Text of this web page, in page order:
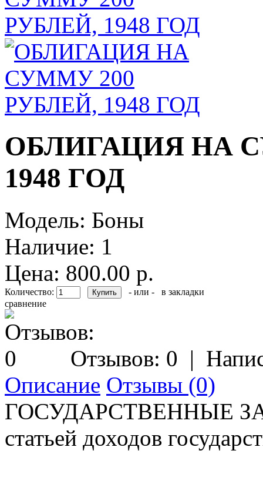
ОБЛИГАЦИЯ НА
1948 ГОД
Модель: Боны
Наличие: 1
Цена: 800.00 р.
Количество: - или -
в закладки
сравнение
Отзывов: 0 |
Описание Отзывы (0)
ГОСУДАРСТВЕННЫЕ
статьей доходов